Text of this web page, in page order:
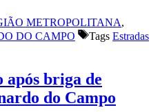
METROPOLITANA,
DO CAMPO Tags Estradas
briga de
do Campo